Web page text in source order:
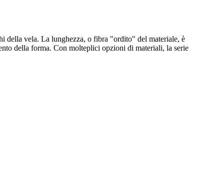
della vela. La lunghezza, o fibra "ordito" del materiale, è
della forma. Con molteplici opzioni di materiali, la serie